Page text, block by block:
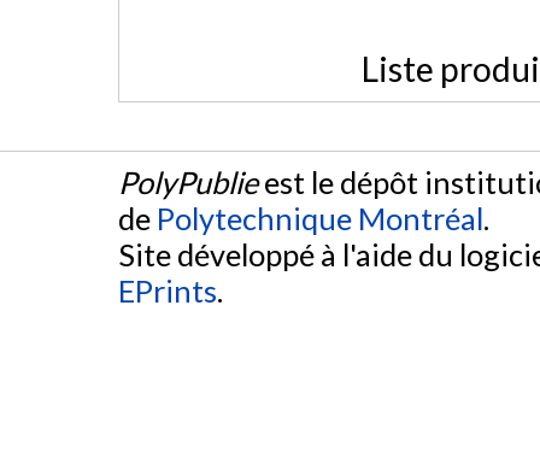
Liste
PolyPublieest le dépôt
de Polytechnique Montréal.
Site développé à l'aide du
EPrints.